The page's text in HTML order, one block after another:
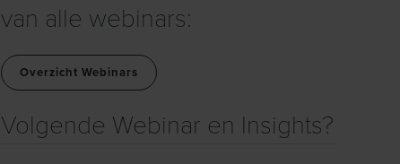
van alle webinars:
Overzicht Webinars
Volgende Webinar en Insights?